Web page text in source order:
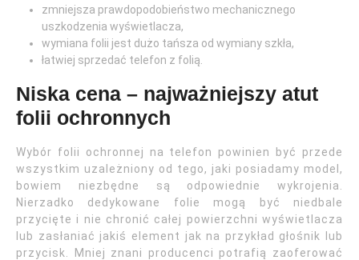
zmniejsza prawdopodobieństwo mechanicznego
uszkodzenia wyświetlacza,
wymiana folii jest dużo tańsza od wymiany szkła,
łatwiej sprzedać telefon z folią.
Niska cena – najważniejszy atut
folii ochronnych
Wybór folii ochronnej na telefon powinien być przede
wszystkim uzależniony od tego, jaki posiadamy model,
bowiem niezbędne są odpowiednie wykrojenia.
Nierzadko dedykowane folie mogą być niedbale
przycięte i nie chronić całej powierzchni wyświetlacza
lub zasłaniać jakiś element jak na przykład głośnik lub
przycisk. Mniej znani producenci potrafią zaoferować